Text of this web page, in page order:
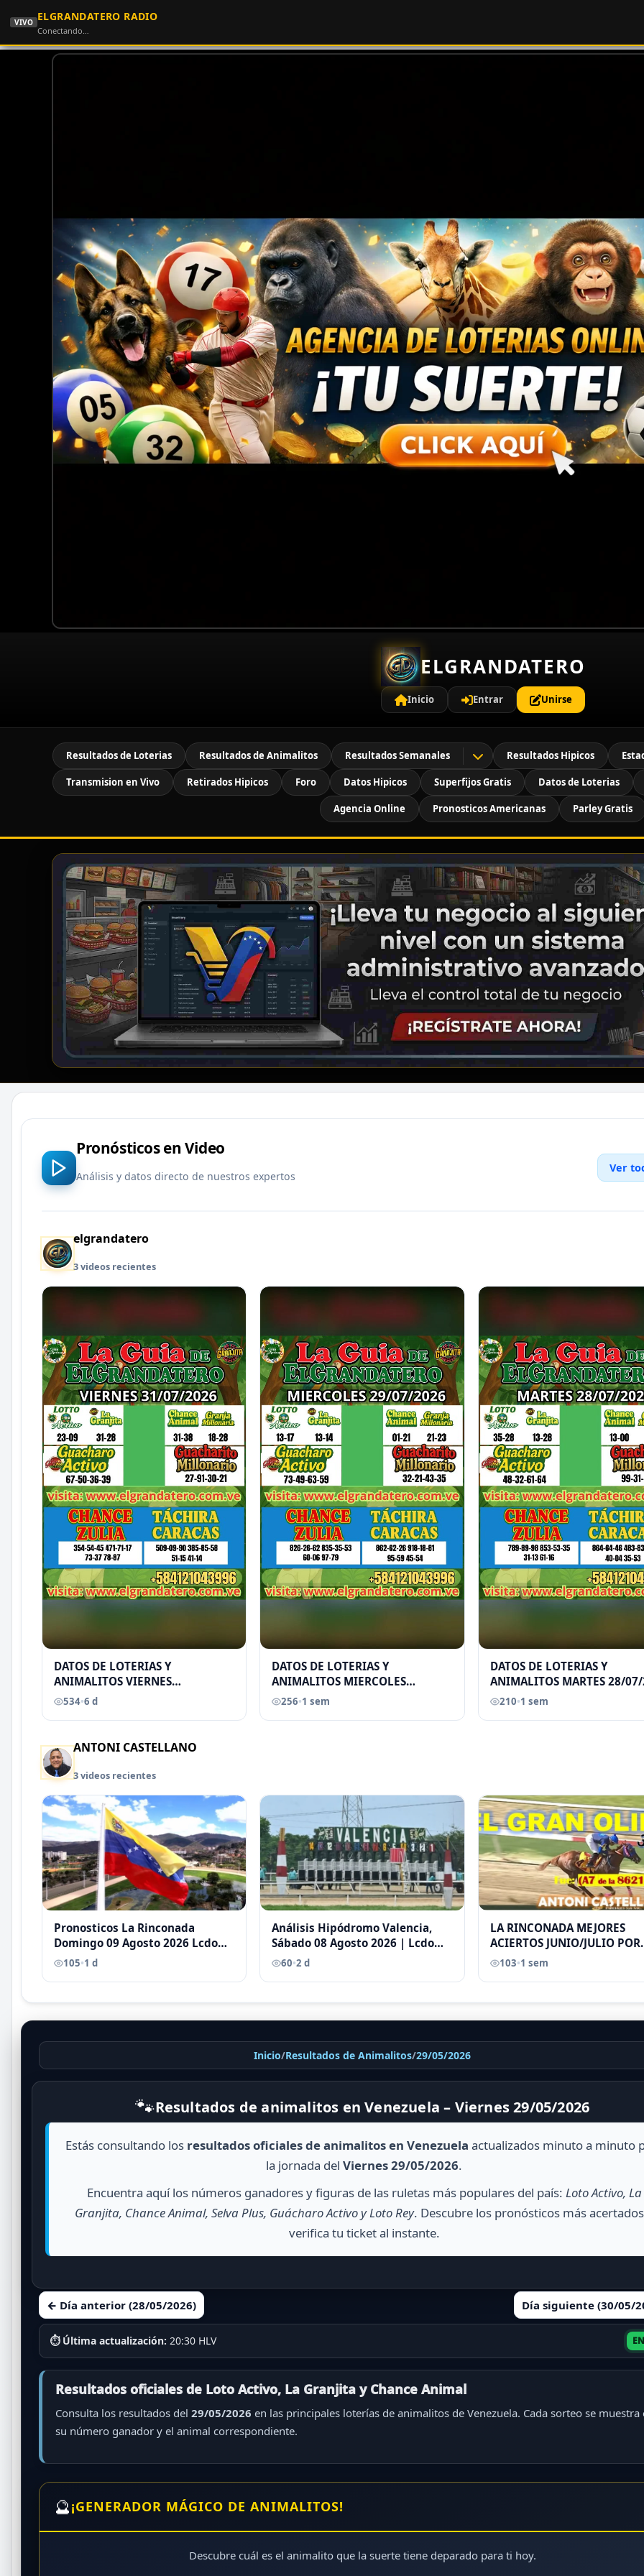
VIVO ELGRANDATERO RADIO
Conectando…
ELGRANDATERO
Inicio Entrar Unirse
Resultados de Loterias Resultados de Animalitos Resultados Semanales Resultados Hipicos
Transmision en Vivo Retirados Hipicos Foro Datos Hipicos Superfijos Gratis Datos de Loterias
Agencia Online Pronosticos Americanas Parley Gratis
Pronósticos en Video
Análisis y datos directo de nuestros expertos
Ver
elgrandatero
3 videos recientes
DATOS DE LOTERIAS Y
ANIMALITOS VIERNES
31/07/2026
534•6 d
DATOS DE LOTERIAS Y
ANIMALITOS MIERCOLES
29/07/2026 ELGRANDATERO JOSE
256•1 sem
DATOS DE LOTERIAS Y
ANIMALITOS MARTES 28/07/
ELGRANDATERO JOSE EREU
210•1 sem
ANTONI CASTELLANO
3 videos recientes
Pronosticos La Rinconada
Domingo 09 Agosto 2026 Lcdo
Antoni Castellano
105•1 d
Análisis Hipódromo Valencia,
Sábado 08 Agosto 2026 | Lcdo
Antoni Castellano |
60•2 d
LA RINCONADA MEJORES
ACIERTOS JUNIO/JULIO POR
ANTONI CASTELLANO
103•1 sem
Inicio/Resultados de Animalitos/29/05/2026
🐾Resultados de animalitos en Venezuela – Viernes 29/05/2026
Estás consultando los resultados oficiales de animalitos en Venezuela actualizados minuto a minuto
la jornada del Viernes 29/05/2026.
Encuentra aquí los números ganadores y figuras de las ruletas más populares del país: Loto Activo, La
Granjita, Chance Animal, Selva Plus, Guácharo Activo y Loto Rey. Descubre los pronósticos más
verifica tu ticket al instante.
← Día anterior (28/05/2026) Día siguiente (30/05/
⏱ Última actualización: 20:30 HLV
Resultados oficiales de Loto Activo, La Granjita y Chance Animal
Consulta los resultados del 29/05/2026 en las principales loterías de animalitos de Venezuela. Cada sorteo se muestra
su número ganador y el animal correspondiente.
🔮 ¡GENERADOR MÁGICO DE ANIMALITOS!
Descubre cuál es el animalito que la suerte tiene deparado para ti hoy.